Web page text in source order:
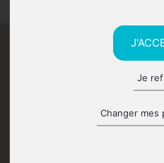
Je
Changer mes